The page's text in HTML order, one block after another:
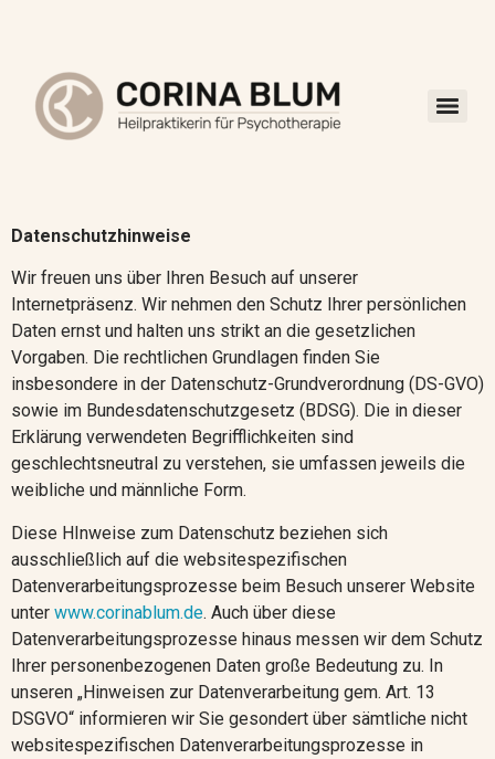
Datenschutzhinweise
Wir freuen uns über Ihren Besuch auf unserer
Internetpräsenz. Wir nehmen den Schutz Ihrer persönlichen
Daten ernst und halten uns strikt an die gesetzlichen
Vorgaben. Die rechtlichen Grundlagen finden Sie
insbesondere in der Datenschutz-Grundverordnung (DS-GVO)
sowie im Bundesdatenschutzgesetz (BDSG). Die in dieser
Erklärung verwendeten Begrifflichkeiten sind
geschlechtsneutral zu verstehen, sie umfassen jeweils die
weibliche und männliche Form.
Diese HInweise zum Datenschutz beziehen sich
ausschließlich auf die websitespezifischen
Datenverarbeitungsprozesse beim Besuch unserer Website
unter www.corinablum.de. Auch über diese
Datenverarbeitungsprozesse hinaus messen wir dem Schutz
Ihrer personenbezogenen Daten große Bedeutung zu. In
unseren „Hinweisen zur Datenverarbeitung gem. Art. 13
DSGVO“ informieren wir Sie gesondert über sämtliche nicht
websitespezifischen Datenverarbeitungsprozesse in